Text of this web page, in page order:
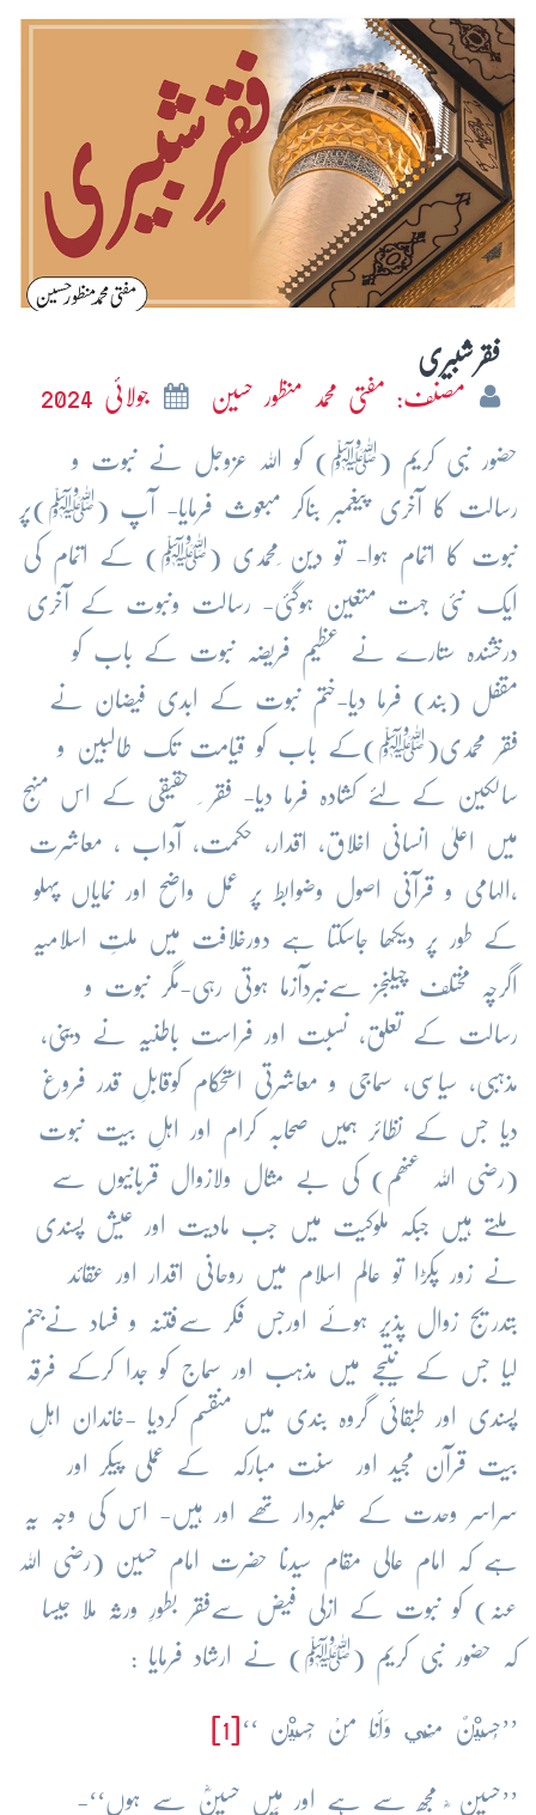
فقر شبیری
مصنف: مفتی محمد منظور حسین جولائی 2024
حضور نبی کریم (ﷺ) کو اللہ عزوجل نے نبوت و
رسالت کا آخری پیغمبر بناکر مبعوث فرمایا- آپ (ﷺ)پر
نبوت کا اتمام ہوا- تو دین ِمحمدی (ﷺ) کے اتمام کی
ایک نئی جہت متعین ہوگئی- رسالت ونبوت کے آخری
درخشندہ ستارے نے عظیم فریضہ نبوت کے باب کو
مقفل (بند) فرما دیا-ختم نبوت کے ابدی فیضان نے
فقر محمدی(ﷺ)کے باب کو قیامت تک طالبین و
سالکین کے لئے کشادہ فرما دیا- فقر ِ حقیقی کے اس منہج
میں اعلیٰ انسانی اخلاق، اقدار، حکمت، آداب ، معاشرت
،الہامی و قرآنی اصول وضوابط پر عمل واضح اور نمایاں پہلو
کے طور پر دیکھا جاسکتا ہے دورخلافت میں ملتِ اسلامیہ
اگرچہ مختلف چیلنجز سےنبردآزما ہوتی رہی-مگر نبوت و
رسالت کے تعلق، نسبت اور فراست باطنیہ نے دینی،
مذہبی، سیاسی، سماجی و معاشرتی استحکام کوقابلِ قدر فروغ
دیا جس کے نظائر ہمیں صحابہ کرام اور اہلِ بیت نبوت
(رضی اللہ عنھم) کی بے مثال ولازوال قربانیوں سے
ملتے ہیں جبکہ ملوکیت میں جب مادیت اور عیش پسندی
نے زور پکڑا تو عالم اسلام میں روحانی اقدار اور عقائد
بتدریج زوال پذیر ہوئے اورجس فکر سےفتنہ و فساد نےجنم
لیا جس کے نتیجے میں مذہب اور سماج کو جدا کرکے فرقہ
پسندی اور طبقائی گروہ بندی میں منقسم کردیا -خاندان اہلِ
بیت قرآن مجید اور سنت مبارکہ کے عملی پیکر اور
سراسر وحدت کے علمبردار تھے اور ہیں- اس کی وجہ یہ
ہے کہ امام عالی مقام سیدنا حضرت امام حسین (رضی اللہ
عنہ) کو نبوت کے ازلی فیض سےفقر بطورِ ورثہ ملا جیسا
کہ حضور نبی کریم (ﷺ) نے ارشاد فرمایا :
’’حُسَيْنٌ مِنِّي وَأَنَا مِنْ حُسَيْن ‘‘
’’حسین ؓ مجھ سے ہے اور مَیں حسینؓ سے ہوں‘‘-